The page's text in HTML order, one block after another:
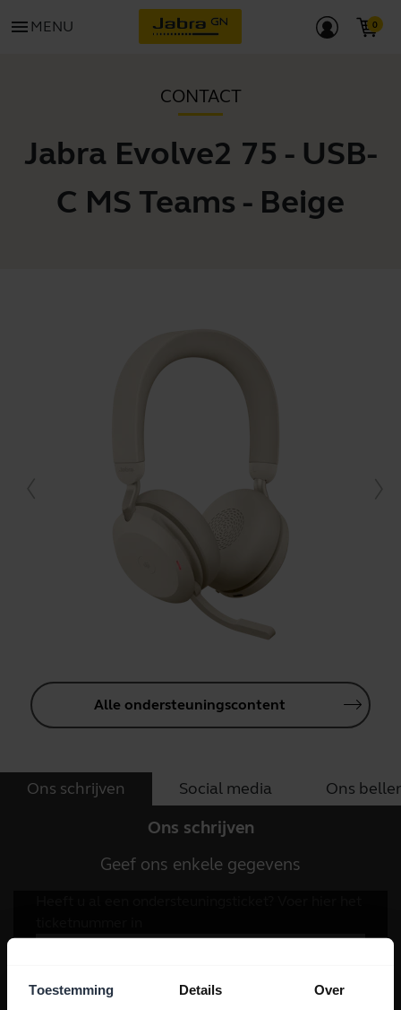
Toestemming Details Over
menu MENU
CONTACT
Jabra Evolve2 75 - USB-
C MS Teams - Beige
Alle ondersteuningscontent
Ons schrijven Social media Ons
Ons schrijven
Geef ons enkele gegevens